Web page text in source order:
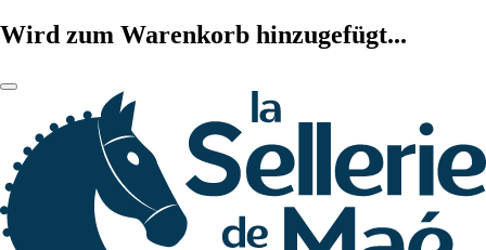
Wird zum Warenkorb hinzugefügt...